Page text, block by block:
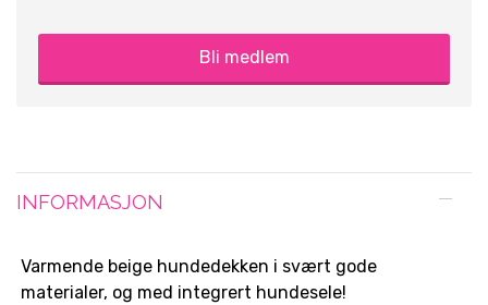
Bli medlem
INFORMASJON
Varmende beige hundedekken i svært gode
materialer, og med integrert hundesele!